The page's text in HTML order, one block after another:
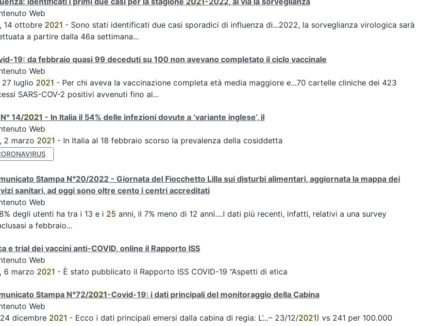
Web
14 ottobre 2021 - Sono stati identificati due casi sporadici di influenza di...2022, la sorveglianza virologica sarà
a partire dalla 46a settimana...
19: da febbraio quasi 99 deceduti su 100 non avevano completato il ciclo vaccinale
Web
27 luglio 2021 - Per chi aveva la vaccinazione completa età media maggiore e...70 cartelle cliniche dei 423
SARS-COV-2 positivi avvenuti fino al...
14/2021 - In Italia il 54% delle infezioni dovute a ‘variante inglese’, il
Web
2 marzo 2021 - In Italia al 18 febbraio scorso la prevalenza della cosiddetta
Stampa N°20/2022 - Giornata del Fiocchetto Lilla sui disturbi alimentari, aggiornata la mappa dei
sanitari, ad oggi sono oltre cento i centri accreditati
Web
degli utenti ha tra i 13 e i 25 anni, il 7% meno di 12 anni....I dati più recenti, infatti, relativi a una survey
a febbraio...
e trial dei vaccini anti-COVID, online il Rapporto ISS
Web
6 marzo 2021 - È stato pubblicato il Rapporto ISS COVID-19 “Aspetti di etica
Stampa N°72/2021-Covid-19: i dati principali del monitoraggio della Cabina
Web
dicembre 2021 - Ecco i dati principali emersi dalla cabina di regia: L’...– 23/12/2021) vs 241 per 100.000